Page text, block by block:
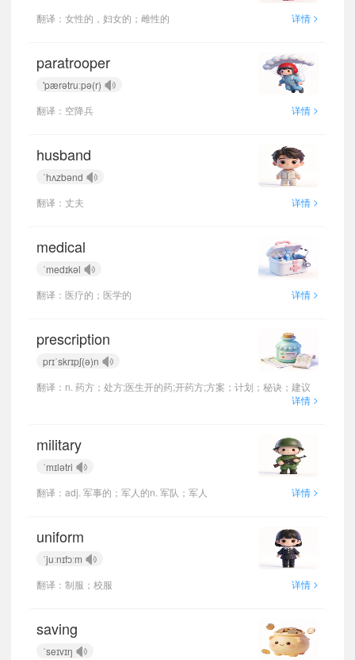
翻译：女性的，妇女的；雌性的
详情 >
paratrooper
'pærətruːpə(r)
翻译：空降兵
详情 >
husband
ˈhʌzbənd
翻译：丈夫
详情 >
medical
ˈmedɪkəl
翻译：医疗的；医学的
详情 >
prescription
prɪˈskrɪpʃ(ə)n
翻译：n. 药方；处方;医生开的药;开药方;方案；计划；秘诀；建议
详情 >
military
ˈmɪlətri
翻译：adj. 军事的；军人的n. 军队；军人
详情 >
uniform
ˈjuːnɪfɔːm
翻译：制服；校服
详情 >
saving
ˈseɪvɪŋ